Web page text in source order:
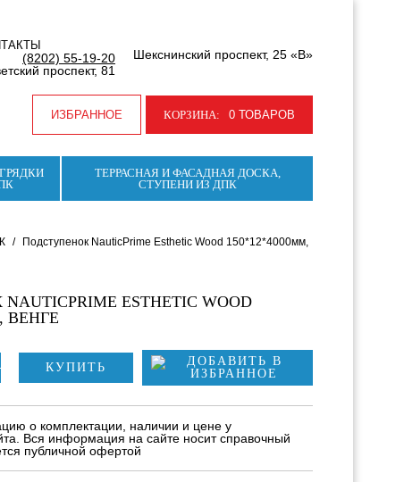
Шекснинский проспект, 25 «В»
(8202) 55-19-20
проспект, 81
ИЗБРАННОЕ КОРЗИНА: 0 ТОВАРОВ
ТЕРРАСНАЯ И ФАСАДНАЯ ДОСКА,
СТУПЕНИ ИЗ ДПК
/
Подступенок NauticPrime Esthetic Wood 150*12*4000мм,
ESTHETIC WOOD
ВЕНГЕ
КУПИТЬ
о комплектации, наличии и цене у
Вся информация на сайте носит справочный
публичной офертой